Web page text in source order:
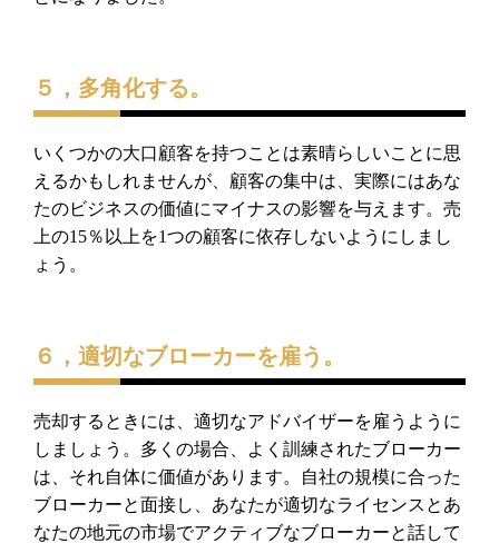
５，多角化する。
いくつかの大口顧客を持つことは素晴らしいことに思
えるかもしれませんが、顧客の集中は、 実際にはあな
たのビジネスの価値にマイナスの影響を与えます。 売
上の15％以上を1つの顧客に依存しないようにしまし
ょう。
６，適切なブローカーを雇う。
売却するときには、適切なアドバイザーを雇うように
しましょう。 多くの場合、よく訓練されたブローカー
は、 それ自体に価値があります。
自社の規模に合った
ブローカーと面接し、 あなたが適切なライセンスとあ
なたの地元の市場でアクティブなブローカーと話して